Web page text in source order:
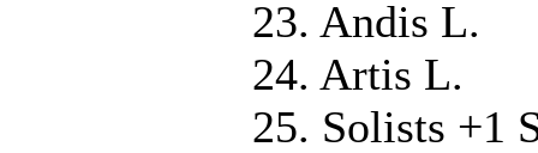
23. Andis L.
24. Artis L.
25. Solists +1